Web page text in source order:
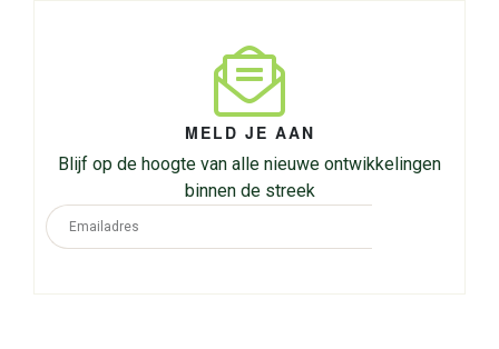
MELD JE AAN
Blijf op de hoogte van alle nieuwe ontwikkelingen
binnen de streek